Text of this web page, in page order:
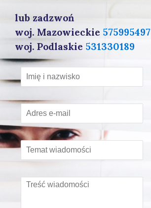
lub zadzwoń
woj. Mazowieckie 575995497
woj. Podlaskie 531330189